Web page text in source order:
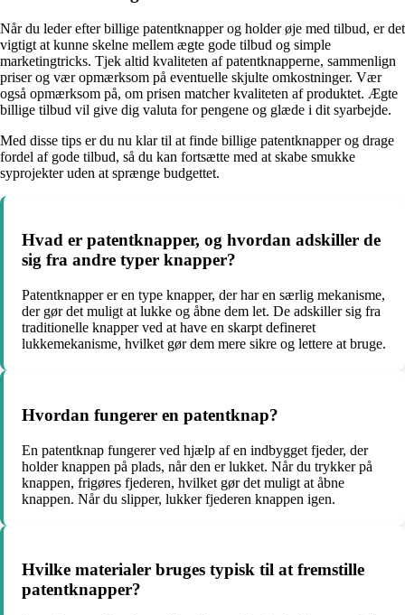
Når du leder efter billige patentknapper og holder øje med tilbud, er det
vigtigt at kunne skelne mellem ægte gode tilbud og simple
marketingtricks. Tjek altid kvaliteten af patentknapperne, sammenlign
priser og vær opmærksom på eventuelle skjulte omkostninger. Vær
også opmærksom på, om prisen matcher kvaliteten af produktet. Ægte
billige tilbud vil give dig valuta for pengene og glæde i dit syarbejde.
Med disse tips er du nu klar til at finde billige patentknapper og drage
fordel af gode tilbud, så du kan fortsætte med at skabe smukke
syprojekter uden at sprænge budgettet.
Hvad er patentknapper, og hvordan adskiller de
sig fra andre typer knapper?
Patentknapper er en type knapper, der har en særlig mekanisme,
der gør det muligt at lukke og åbne dem let. De adskiller sig fra
traditionelle knapper ved at have en skarpt defineret
lukkemekanisme, hvilket gør dem mere sikre og lettere at bruge.
Hvordan fungerer en patentknap?
En patentknap fungerer ved hjælp af en indbygget fjeder, der
holder knappen på plads, når den er lukket. Når du trykker på
knappen, frigøres fjederen, hvilket gør det muligt at åbne
knappen. Når du slipper, lukker fjederen knappen igen.
Hvilke materialer bruges typisk til at fremstille
patentknapper?